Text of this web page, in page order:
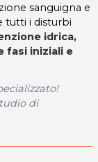
sanguigna e
tutti i disturbi
idrica,
fasi iniziali e
di